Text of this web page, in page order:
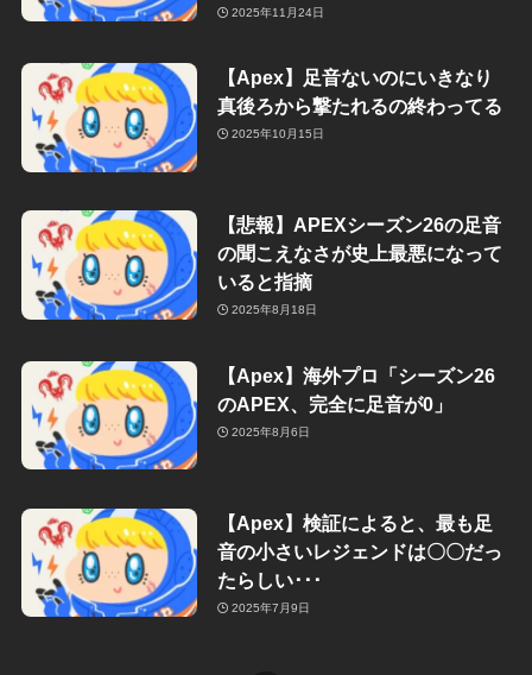
2025年11月24日
【Apex】足音ないのにいきなり
真後ろから撃たれるの終わってる
2025年10月15日
【悲報】APEXシーズン26の足音
の聞こえなさが史上最悪になって
いると指摘
2025年8月18日
【Apex】海外プロ「シーズン26
のAPEX、完全に足音が0」
2025年8月6日
【Apex】検証によると、最も足
音の小さいレジェンドは〇〇だっ
たらしい･･･
2025年7月9日